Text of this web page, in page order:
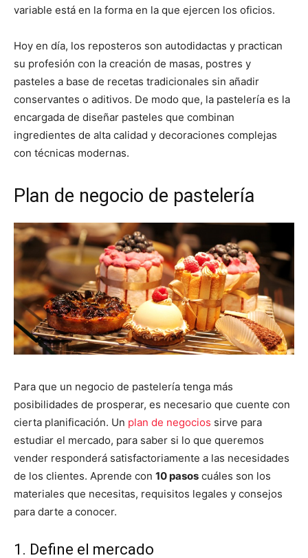
variable está en la forma en la que ejercen los oficios.
Hoy en día, los reposteros son autodidactas y practican
su profesión con la creación de masas, postres y
pasteles a base de recetas tradicionales sin añadir
conservantes o aditivos. De modo que, la pastelería es la
encargada de diseñar pasteles que combinan
ingredientes de alta calidad y decoraciones complejas
con técnicas modernas.
Plan de negocio de pastelería
Para que un negocio de pastelería tenga más
posibilidades de prosperar, es necesario que cuente con
cierta planificación. Un plan de negocios sirve para
estudiar el mercado, para saber si lo que queremos
vender responderá satisfactoriamente a las necesidades
de los clientes. Aprende con 10 pasos cuáles son los
materiales que necesitas, requisitos legales y consejos
para darte a conocer.
1. Define el mercado